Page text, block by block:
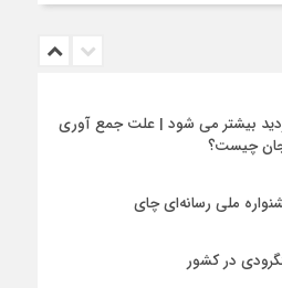
بیشتر می شود | علت جمع آوری
چیست؟
ملی رسانه‌ای چای
در کشور